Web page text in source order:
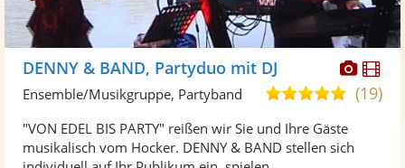
DENNY & BAND, Partyduo mit DJ
5,0
5
(19)
Ensemble/Musikgruppe, Partyband
"VON EDEL BIS PARTY" reißen wir Sie und Ihre Gäste
musikalisch vom Hocker. DENNY & BAND stellen sich